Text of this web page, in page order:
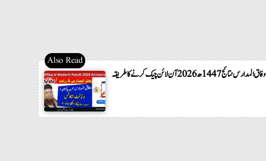
وفاق المدارس نتائج 1447ھ 2026 آن لائن چیک کرنے کا طریقہ